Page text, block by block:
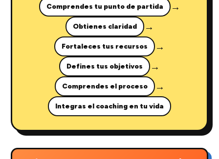
Comprendes tu punto de partida →
Obtienes claridad →
Fortaleces tus recursos →
Defines tus objetivos →
Comprendes el proceso →
Integras el coaching en tu vida